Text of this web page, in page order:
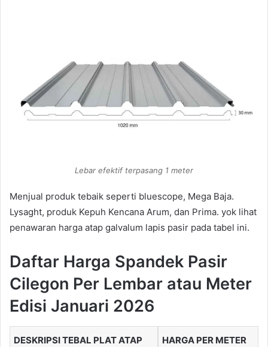
Lebar efektif terpasang 1 meter
Menjual produk tebaik seperti bluescope, Mega Baja.
Lysaght, produk Kepuh Kencana Arum, dan Prima. yok lihat
penawaran harga atap galvalum lapis pasir pada tabel ini.
Daftar Harga Spandek Pasir
Cilegon Per Lembar atau Meter
Edisi Januari 2026
DESKRIPSI TEBAL PLAT ATAP HARGA PER METER